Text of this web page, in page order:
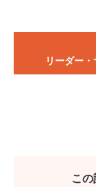
リーダー
こ